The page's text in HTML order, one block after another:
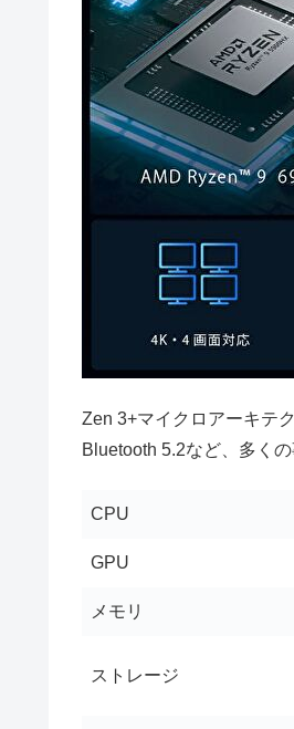
Zen 3+マイクロアーキテ
Bluetooth 5.2など、多く
CPU
GPU
メモリ
ストレージ